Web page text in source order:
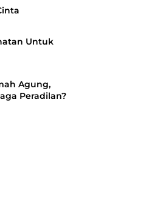
Untuk
Agung,
Peradilan?